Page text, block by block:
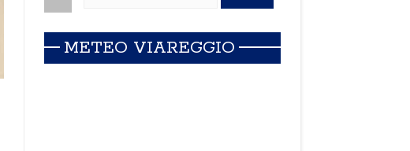
METEO VIAREGGIO